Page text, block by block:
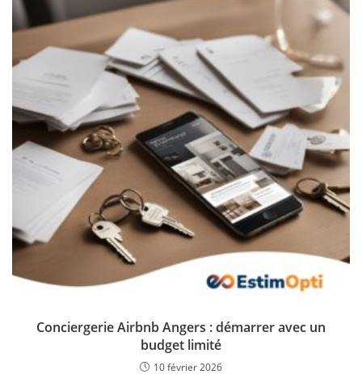
Conciergerie Airbnb Angers : démarrer avec un
budget limité
10 février 2026